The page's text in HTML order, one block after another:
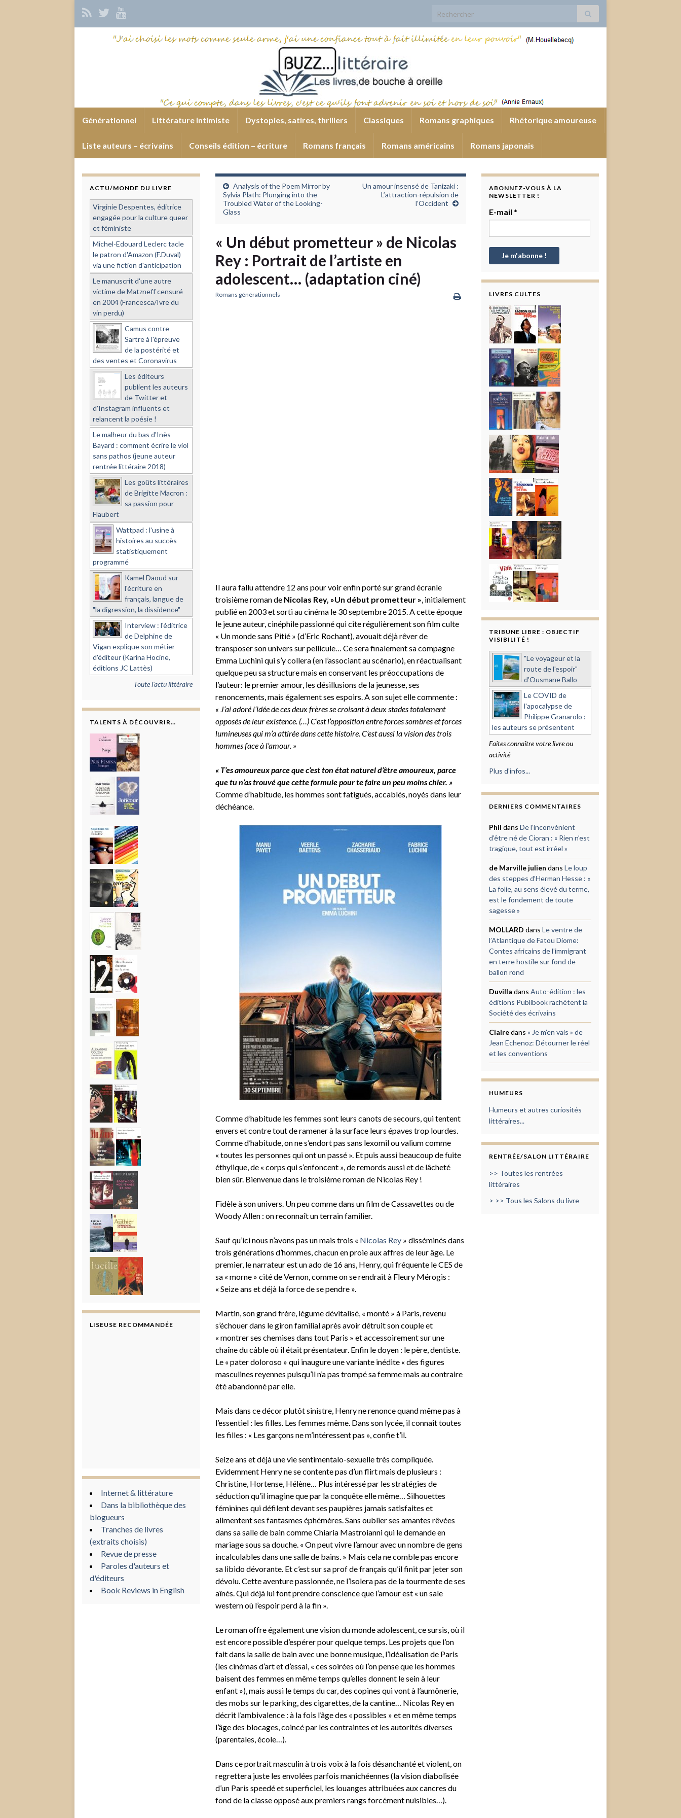
Search for:
Générationnel Littérature intimiste Dystopies, satires, thrillers Classiques Romans graphiques Rhétorique amoureuse
Liste auteurs – écrivains Conseils édition – écriture Romans français Romans américains Romans japonais
Analysis of the Poem Mirror by
Sylvia Plath: Plunging into the
Troubled Water of the Looking-
Glass
Un amour insensé de Tanizaki :
L’attraction-répulsion de
l’Occident
« Un début prometteur » de Nicolas
Rey : Portrait de l’artiste en
adolescent… (adaptation ciné)
Romans générationnels
Il aura fallu attendre 12 ans pour voir enfin porté sur grand écranle
troisième roman de Nicolas Rey, »Un début prometteur », initialement
publié en 2003 et sorti au cinéma le 30 septembre 2015. A cette époque
le jeune auteur, cinéphile passionné qui cite régulièrement son film culte
« Un monde sans Pitié » (d’Eric Rochant), avouait déjà rêver de
transposer son univers sur pellicule… Ce sera finalement sa compagne
Emma Luchini qui s’y collera (en l’associant au scénario), en réactualisant
quelque peu sa structure mais en conservant les préoccupations de
l’auteur: le premier amour, les désillusions de la jeunesse, ses
renoncements, mais également ses espoirs. A son sujet elle commente :
« J’ai adoré l’idée de ces deux frères se croisant à deux stades totalement
opposés de leur existence. (…) C’est l’opposition entre forces sombres et forces
lumineuses qui m’a attirée dans cette histoire. C’est aussi la vision des trois
hommes face à l’amour. »
« T’es amoureux parce que c’est ton état naturel d’être amoureux, parce
que tu n’as trouvé que cette formule pour te faire un peu moins chier. »
Comme d’habitude, les hommes sont fatigués, accablés, noyés dans leur
déchéance.
Comme d’habitude les femmes sont leurs canots de secours, qui tentent
envers et contre tout de ramener à la surface leurs épaves trop lourdes.
Comme d’habitude, on ne s’endort pas sans lexomil ou valium comme
« toutes les personnes qui ont un passé ». Et puis aussi beaucoup de fuite
éthylique, de « corps qui s’enfoncent », de remords aussi et de lâcheté
bien sûr. Bienvenue dans le troisième roman de Nicolas Rey !
Fidèle à son univers. Un peu comme dans un film de Cassavettes ou de
Woody Allen : on reconnaît un terrain familier.
Sauf qu’ici nous n’avons pas un mais trois « Nicolas Rey» disséminés dans
trois générations d’hommes, chacun en proie aux affres de leur âge. Le
premier, le narrateur est un ado de 16 ans, Henry, qui fréquente le CES de
sa « morne » cité de Vernon, comme on se rendrait à Fleury Mérogis :
« Seize ans et déjà la force de se pendre ».
Martin, son grand frère, légume dévitalisé, « monté » à Paris, revenu
s’échouer dans le giron familial après avoir détruit son couple et
« montrer ses chemises dans tout Paris » et accessoirement sur une
chaîne du câble où il était présentateur. Enfin le doyen : le père, dentiste.
Le « pater doloroso » qui inaugure une variante inédite « des figures
masculines reyennes puisqu’il n’a pas trompé sa femme mais au contraire
été abandonné par elle.
Mais dans ce décor plutôt sinistre, Henry ne renonce quand même pas à
l’essentiel : les filles. Les femmes même. Dans son lycée, il connaît toutes
les filles : « Les garçons ne m’intéressent pas », confie t’il.
Seize ans et déjà une vie sentimentalo-sexuelle très compliquée.
Evidemment Henry ne se contente pas d’un flirt mais de plusieurs :
Christine, Hortense, Hélène… Plus intéressé par les stratégies de
séduction qu’il imagine que par la conquête elle même… Silhouettes
féminines qui défilent devant ses paupières jamais satisfaites et
alimentent ses fantasmes éphémères. Sans oublier ses amantes rêvées
dans sa salle de bain comme Chiaria Mastroianni qui le demande en
mariage sous sa douche. « On peut vivre l’amour avec un nombre de gens
incalculables dans une salle de bains. » Mais cela ne comble pas encore
sa libido dévorante. Et c’est sur sa prof de français qu’il finit par jeter son
dévolu. Cette aventure passionnée, ne l’isolera pas de la tourmente de ses
aînés. Qui déjà lui font prendre conscience que l’amour est « un sale
western où l’espoir perd à la fin ».
Le roman offre également une vision du monde adolescent, ce sursis, où il
est encore possible d’espérer pour quelque temps. Les projets que l’on
fait dans la salle de bain avec une bonne musique, l’idéalisation de Paris
(les cinémas d’art et d’essai, « ces soirées où l’on pense que les hommes
baisent des femmes en même temps qu’elles donnent le sein à leur
enfant »), mais aussi le temps du car, des copines qui vont à l’aumônerie,
des mobs sur le parking, des cigarettes, de la cantine… Nicolas Rey en
décrit l’ambivalence : à la fois l’âge des « possibles » et en même temps
l’âge des blocages, coincé par les contraintes et les autorités diverses
(parentales, école…).
Dans ce portrait masculin à trois voix à la fois désanchanté et violent, on
regrettera juste les envolées parfois manichéennes (la vision diabolisée
d’un Paris speedé et superficiel, les louanges attribuées aux cancres du
fond de la classe opposé aux premiers rangs forcément nuisibles…).
ACTU/MONDE DU LIVRE
Virginie Despentes, éditrice
engagée pour la culture queer
et féministe
Michel-Edouard Leclerc tacle
le patron d'Amazon (F.Duval)
via une fiction d'anticipation
Le manuscrit d'une autre
victime de Matzneff censuré
en 2004 (Francesca/Ivre du
vin perdu)
Camus contre
Sartre à l'épreuve
de la postérité et
des ventes et Coronavirus
Les éditeurs
publient les auteurs
de Twitter et
d'Instagram influents et
relancent la poésie !
Le malheur du bas d'Inès
Bayard : comment écrire le viol
sans pathos (jeune auteur
rentrée littéraire 2018)
Les goûts littéraires
de Brigitte Macron :
sa passion pour
Flaubert
Wattpad : l'usine à
histoires au succès
statistiquement
programmé
Kamel Daoud sur
l'écriture en
français, langue de
"la digression, la dissidence"
Interview : l'éditrice
de Delphine de
Vigan explique son métier
d'éditeur (Karina Hocine,
éditions JC Lattès)
Toute l'actu littéraire
TALENTS À DÉCOUVRIR…
LISEUSE RECOMMANDÉE
Internet & littérature
Dans la bibliothèque des
blogueurs
Tranches de livres
(extraits choisis)
Revue de presse
Paroles d'auteurs et
d'éditeurs
Book Reviews in English
ABONNEZ-VOUS À LA
NEWSLETTER !
E-mail *
LIVRES CULTES
TRIBUNE LIBRE : OBJECTIF
VISIBILITÉ !
"Le voyageur et la
route de l'espoir"
d'Ousmane Ballo
Le COVID de
l'apocalypse de
Philippe Granarolo :
les auteurs se présentent
Faites connaître votre livre ou
activité
Plus d'infos...
DERNIERS COMMENTAIRES
Phil dans De l’inconvénient
d’être né de Cioran : « Rien n’est
tragique, tout est irréel »
de Marville julien dans Le loup
des steppes d’Herman Hesse : «
La folie, au sens élevé du terme,
est le fondement de toute
sagesse »
MOLLARD dans Le ventre de
l’Atlantique de Fatou Diome:
Contes africains de l’immigrant
en terre hostile sur fond de
ballon rond
Duvilla dans Auto-édition : les
éditions Publibook rachètent la
Société des écrivains
Clairedans « Je m’en vais » de
Jean Echenoz: Détourner le réel
et les conventions
HUMEURS
Humeurs et autres curiosités
littéraires...
RENTRÉE/SALON LITTÉRAIRE
>> Toutes les rentrées
littéraires
> >> Tous les Salons du livre